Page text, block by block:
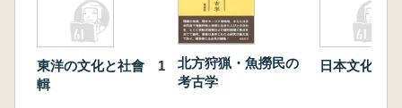
東洋の文化と社會 1
輯
北方狩猟・魚撈民の
考古学
日本文化史